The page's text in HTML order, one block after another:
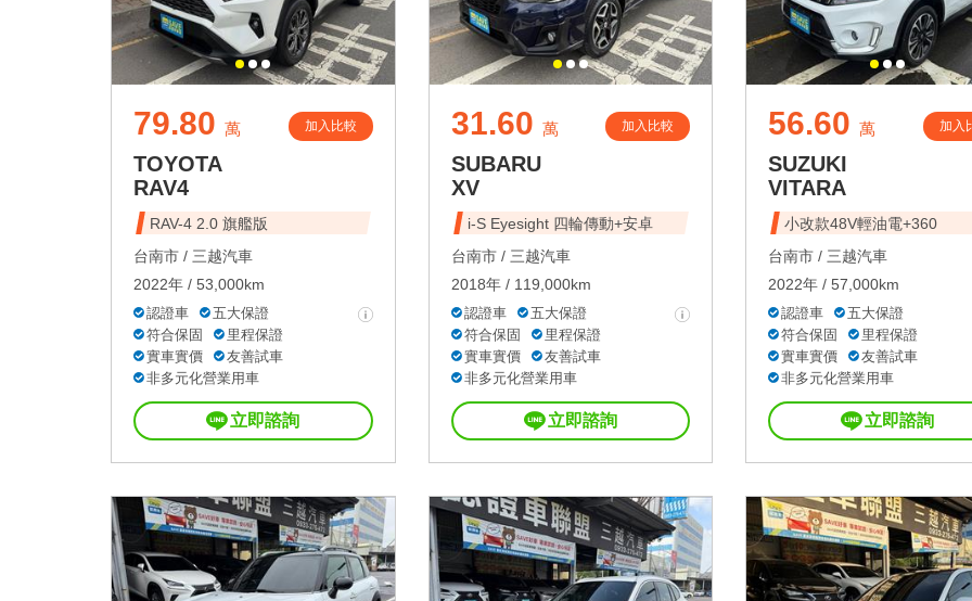
79.80 萬 加入比較
TOYOTA
RAV4
RAV-4 2.0 旗艦版
台南市 / 三越汽車
2022年 / 53,000km
認證車
五大保證
符合保固
里程保證
實車實價
友善試車
非多元化營業用車
立即諮詢
31.60 萬 加入比較
SUBARU
XV
i-S Eyesight 四輪傳動+安卓
台南市 / 三越汽車
2018年 / 119,000km
認證車
五大保證
符合保固
里程保證
實車實價
友善試車
非多元化營業用車
立即諮詢
56.60 萬 加入
SUZUKI
VITARA
小改款48V輕油電+360
台南市 / 三越汽車
2022年 / 57,000km
認證車
五大保證
符合保固
里程保證
實車實價
友善試車
非多元化營業用車
立即諮詢